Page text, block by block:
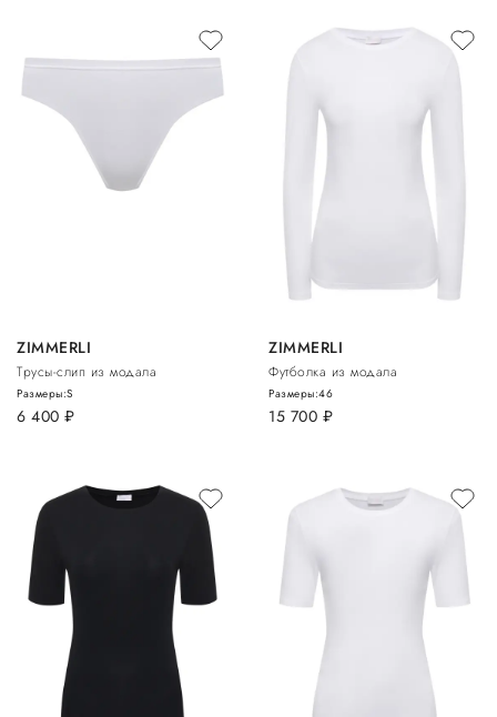
ZIMMERLI
Трусы-слип из модала
6 400 руб.
Размеры:S
ZIMMERLI
Футболка из модала
15 700 руб.
Размеры:46